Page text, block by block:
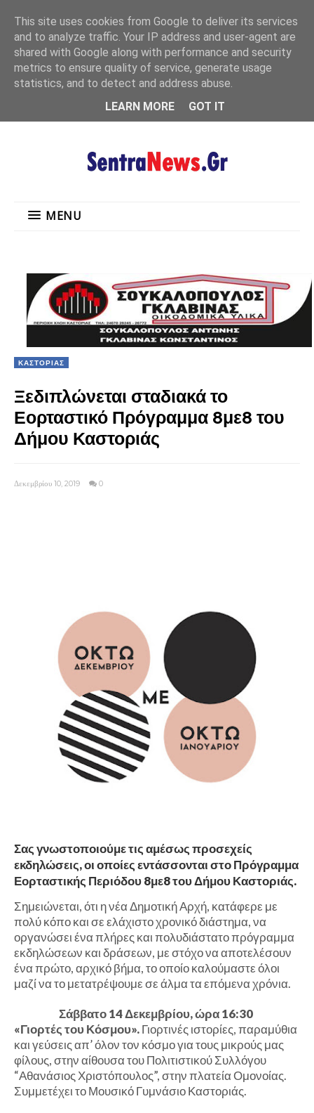
MENU
MENU
ΚΑΣΤΟΡΙΑΣ
Ξεδιπλώνεται σταδιακά το
Εορταστικό Πρόγραμμα 8με8 του
Δήμου Καστοριάς
Δεκεμβρίου 10, 2019 0
Σας γνωστοποιούμε τις αμέσως προσεχείς
εκδηλώσεις, οι οποίες εντάσσονται στο Πρόγραμμα
Εορταστικής Περιόδου 8με8 του Δήμου Καστοριάς.
Σημειώνεται, ότι η νέα Δημοτική Αρχή, κατάφερε με
πολύ κόπο και σε ελάχιστο χρονικό διάστημα, να
οργανώσει ένα πλήρες και πολυδιάστατο πρόγραμμα
εκδηλώσεων και δράσεων, με στόχο να αποτελέσουν
ένα πρώτο, αρχικό βήμα, το οποίο καλούμαστε όλοι
μαζί να το μετατρέψουμε σε άλμα τα επόμενα χρόνια.
Σάββατο 14 Δεκεμβρίου, ώρα 16:30
«Γιορτές του Κόσμου».Γιορτινές ιστορίες, παραμύθια
και γεύσεις απ’ όλον τον κόσμο για τους μικρούς μας
φίλους, στην αίθουσα του Πολιτιστικού Συλλόγου
“Αθανάσιος Χριστόπουλος”, στην πλατεία Ομονοίας.
Συμμετέχει το Μουσικό Γυμνάσιο Καστοριάς.
This site uses cookies from Google to deliver its services
and to analyze traffic. Your IP address and user-agent are
shared with Google along with performance and security
metrics to ensure quality of service, generate usage
statistics, and to detect and address abuse.
LEARN MORE
GOT IT